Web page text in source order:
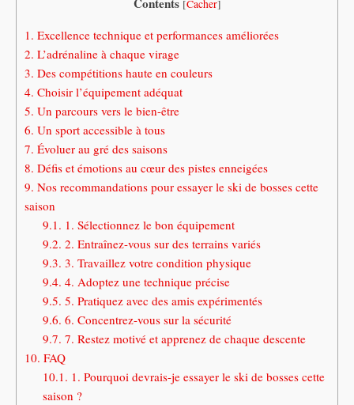
[Cacher]
1. Excellence technique et performances améliorées
2. L’adrénaline à chaque virage
3. Des compétitions haute en couleurs
4. Choisir l’équipement adéquat
5. Un parcours vers le bien-être
6. Un sport accessible à tous
7. Évoluer au gré des saisons
8. Défis et émotions au cœur des pistes enneigées
9. Nos recommandations pour essayer le ski de bosses cette
saison
9.1. 1. Sélectionnez le bon équipement
9.2. 2. Entraînez-vous sur des terrains variés
9.3. 3. Travaillez votre condition physique
9.4. 4. Adoptez une technique précise
9.5. 5. Pratiquez avec des amis expérimentés
9.6. 6. Concentrez-vous sur la sécurité
9.7. 7. Restez motivé et apprenez de chaque descente
10. FAQ
10.1. 1. Pourquoi devrais-je essayer le ski de bosses cette
saison ?